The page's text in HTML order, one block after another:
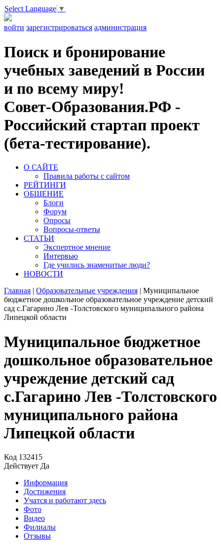
Select Language ▼
войти зарегистрироваться администрация
Поиск и бронирование
учебных заведений в России
и по всему миру!
Совет-Образования.РФ -
Российский стартап проект
(бета-тестирование).
О САЙТЕ
Правила работы с сайтом
РЕЙТИНГИ
ОБЩЕНИЕ
Блоги
Форум
Опросы
Вопросы-ответы
СТАТЬИ
Экспертное мнение
Интервью
Где учились знаменитые люди?
НОВОСТИ
Главная | Образовательные учреждения | Муниципальное
бюджетное дошкольное образовательное учреждение детский
сад с.Гагарино Лев -Толстовского муниципального района
Липецкой области
Муниципальное бюджетное
дошкольное образовательное
учреждение детский сад
с.Гагарино Лев -Толстовского
муниципального района
Липецкой области
Код 132415
Действует Да
Информация
Достижения
Учатся и работают здесь
Фото
Видео
Филиалы
Отзывы